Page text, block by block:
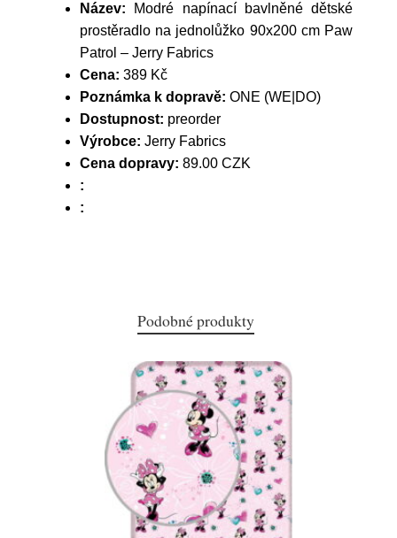
Název: Modré napínací bavlněné dětské
prostěradlo na jednolůžko 90x200 cm Paw
Patrol – Jerry Fabrics
Cena: 389 Kč
Poznámka k dopravě: ONE (WE|DO)
Dostupnost: preorder
Výrobce: Jerry Fabrics
Cena dopravy: 89.00 CZK
:
:
Podobné produkty